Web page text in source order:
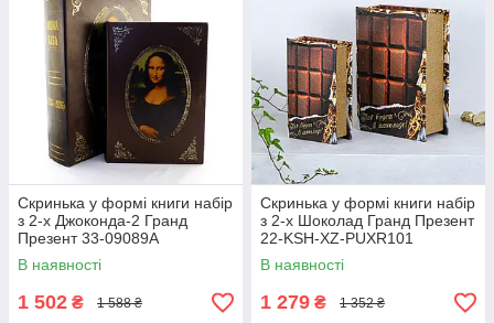
Скринька у формі книги набір
з 2-х Джоконда-2 Гранд
Презент 33-09089А
В наявності
1 502 ₴ 1 588 ₴
Скринька у формі книги набір
з 2-х Шоколад Гранд Презент
22-KSH-XZ-PUXR101
В наявності
1 279 ₴ 1 352 ₴